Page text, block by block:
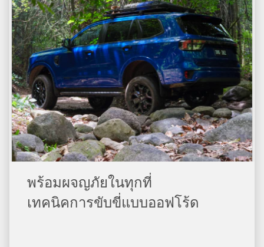
พร้อมผจญภัยในทุกที่​
เทคนิคการขับขี่แบบออฟโร้ด